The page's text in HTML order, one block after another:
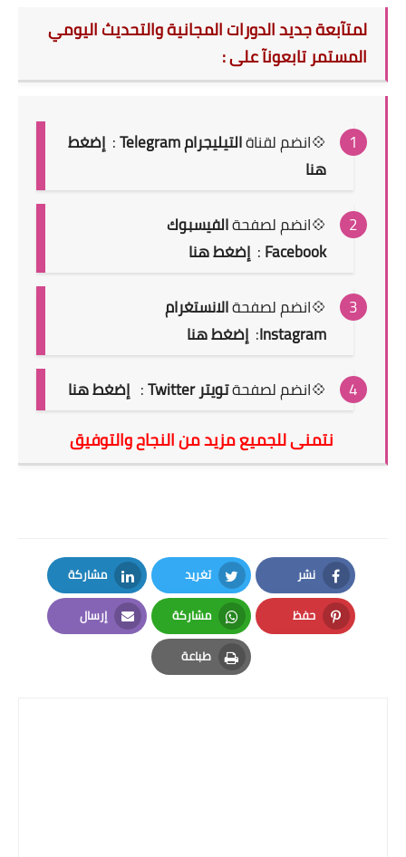
لمتآبعة جديد الدورات المجانية والتحديث اليومي
المستمر تابعونآ على :
💠انضم لقناةالتيليجرام Telegram : إضغط
هنا
💠انضم لصفحةالفيسبوك
Facebook
: إضغط هنا
💠انضم لصفحةالانستغرام
Instagram
: إضغط هنا
💠انضم لصفحةتويتر Twitter : إضغط هنا
نتمنى للجميع مزيد من النجاح والتوفيق
نشر
Facebook
تغريد
Twitter
مشاركة
LinkedIn
حفظ
Pinterest
مشاركة
Whatsapp
إرسال
Email
طباعة
Print